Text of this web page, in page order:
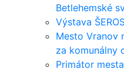
Betlehemské
Výstava
Mesto Vranov
za komunálny
Primátor